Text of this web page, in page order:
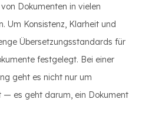
Dokumenten in vielen
Um Konsistenz, Klarheit und
Übersetzungsstandards für
festgelegt. Bei einer
geht es nicht nur um
— es geht darum, ein Dokument